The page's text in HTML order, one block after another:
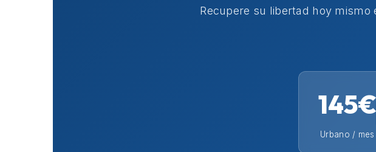
Recupere su libertad hoy mismo
145€
Urbano / mes